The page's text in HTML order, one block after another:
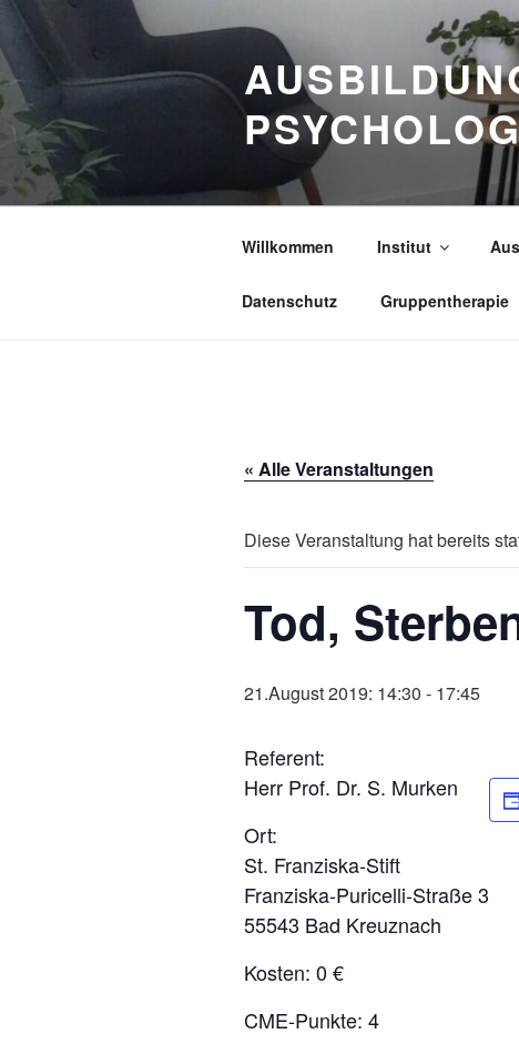
Zum
Inhalt
springen
Willkommen Institut
Datenschutz Gruppentherapie
« Alle Veranstaltungen
Diese Veranstaltung hat bereits
Tod,
21.August 2019: 14:30 - 17:45
Referent:
Herr Prof. Dr. S. Murken
Ort:
St. Franziska-Stift
Franziska-Puricelli-Straße 3
55543 Bad Kreuznach
Kosten: 0 €
CME-Punkte: 4